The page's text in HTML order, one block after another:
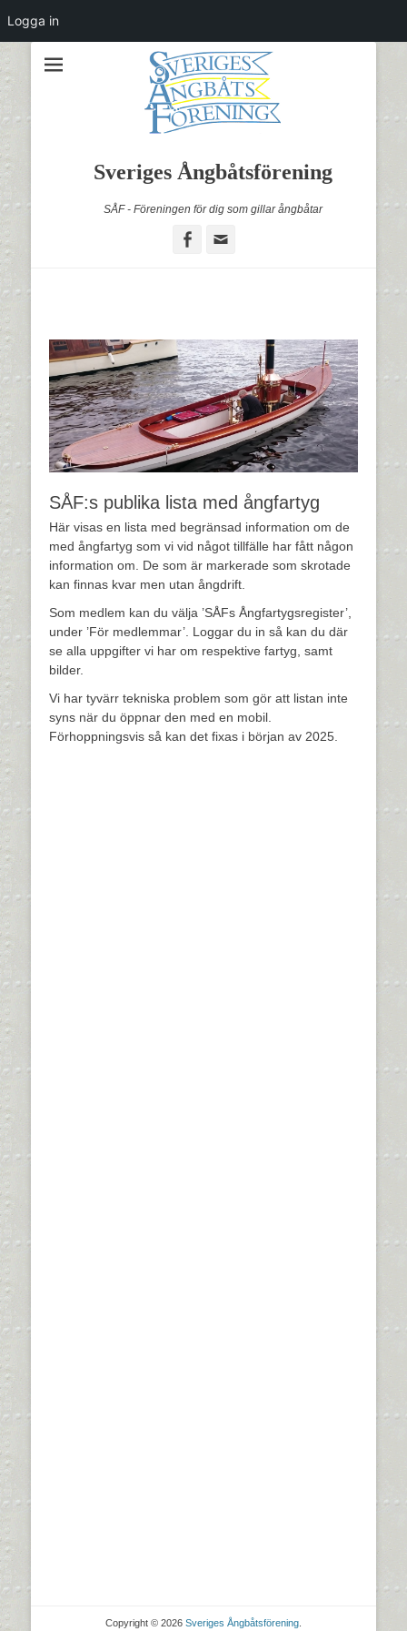
Sveriges Ångbåtsförening
SÅF - Föreningen för dig som gillar ångbåtar
Facebook
SÅF:s publika lista med ångfartyg
Här visas en lista med begränsad information om de
med ångfartyg som vi vid något tillfälle har fått någon
information om. De som är markerade som skrotade
kan finnas kvar men utan ångdrift.
Som medlem kan du välja ’SÅFs Ångfartygsregister’,
under ’För medlemmar’. Loggar du in så kan du där
se alla uppgifter vi har om respektive fartyg, samt
bilder.
Vi har tyvärr tekniska problem som gör att listan inte
syns när du öppnar den med en mobil.
Förhoppningsvis så kan det fixas i början av 2025.
Copyright © 2026 Sveriges Ångbåtsförening
Logga in